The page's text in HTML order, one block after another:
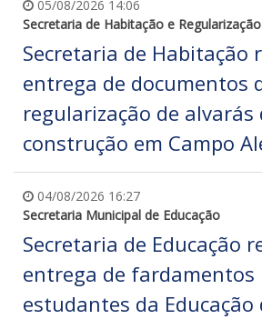
05/08/2026 14:06
Secretaria de Habitação e
Secretaria de Habitação
entrega de documentos
regularização de alvarás
construção em Campo
04/08/2026 16:27
Secretaria Municipal de Educação
Secretaria de Educação
entrega de fardamentos
estudantes da Educação